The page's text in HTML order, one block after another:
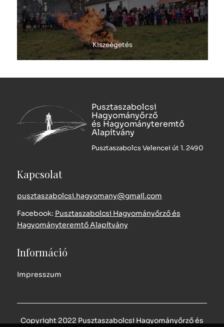
Kiszeégetés
Pusztaszabolcsi
Hagyományőrző
és Hagyományteremtő
Alapítvány
Pusztaszabolcs Velencei út 1. 2490
Kapcsolat
pusztaszabolcsi.hagyomany@gmail.com
Facebook: Pusztaszabolcsi Hagyományőrző és
Hagyományteremtő Alapítvány
Információ
Impresszum
Copyright 2022 Pusztaszabolcsi Hagyományőrző és